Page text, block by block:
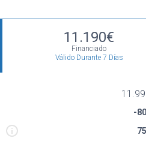
11.190€
Financiado
Válido Durante 7 Días
-